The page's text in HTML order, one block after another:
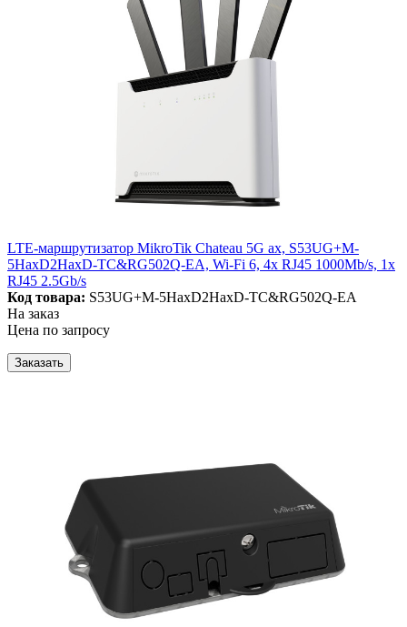
LTE-маршрутизатор MikroTik Chateau 5G ax, S53UG+M-
5HaxD2HaxD-TC&RG502Q-EA, Wi-Fi 6, 4x RJ45 1000Mb/s, 1x
RJ45 2.5Gb/s
Код товара: S53UG+M-5HaxD2HaxD-TC&RG502Q-EA
На заказ
Цена по запросу
Заказать